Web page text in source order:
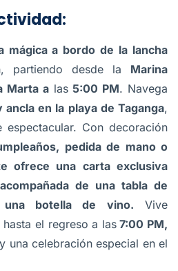
mágica a bordo de la lancha
, partiendo desde la Marina
Marta a las 5:00 PM. Navega
ancla en la playa de Taganga,
Con decoración
pedida de mano o
ofrece una carta exclusiva
de una tabla de
botella de vino. Vive
el regreso a las7:00 PM,
una celebración especial en el